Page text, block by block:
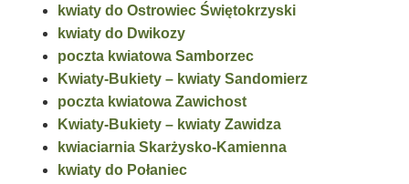
kwiaty do Ostrowiec Świętokrzyski
kwiaty do Dwikozy
poczta kwiatowa Samborzec
Kwiaty-Bukiety – kwiaty Sandomierz
poczta kwiatowa Zawichost
Kwiaty-Bukiety – kwiaty Zawidza
kwiaciarnia Skarżysko-Kamienna
kwiaty do Połaniec